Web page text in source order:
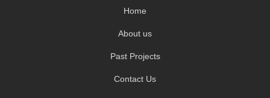
m
Home
About us
Past Projects
Contact Us